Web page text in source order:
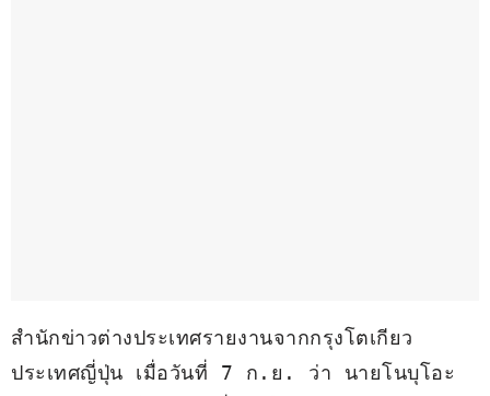
สำนักข่าวต่างประเทศรายงานจากกรุงโตเกียว
ประเทศญี่ปุ่น เมื่อวันที่ 7 ก.ย. ว่า นายโนบุโอะ